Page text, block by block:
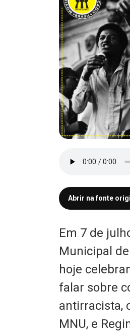
Abrir na fonte
Em 7 de
Municipal
hoje
falar sobre
antirracista,
MNU, e